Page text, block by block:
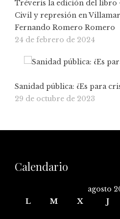
Tréveris la edición del libro
Civil y represión en
Fernando Romero Romero
24 de febrero de 2024
Sanidad pública: ¿Es para
29 de octubre de 2023
Calendario
agosto
L
M X J